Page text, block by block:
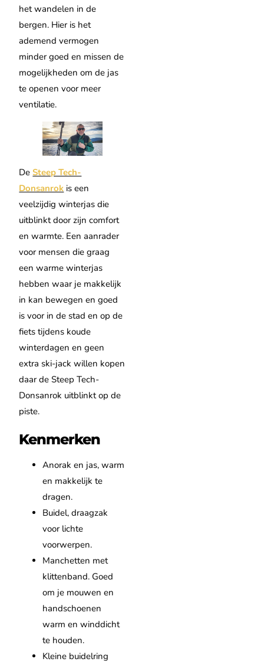
het wandelen in de
bergen. Hier is het
ademend vermogen
minder goed en missen de
mogelijkheden om de jas
te openen voor meer
ventilatie.
DeSteep Tech-
Donsanrok is een
veelzijdig winterjas die
uitblinkt door zijn comfort
en warmte. Een aanrader
voor mensen die graag
een warme winterjas
hebben waar je makkelijk
in kan bewegen en goed
is voor in de stad en op de
fiets tijdens koude
winterdagen en geen
extra ski-jack willen kopen
daar de Steep Tech-
Donsanrok uitblinkt op de
piste.
Kenmerken
Anorak en jas, warm
en makkelijk te
dragen.
Buidel, draagzak
voor lichte
voorwerpen.
Manchetten met
klittenband. Goed
om je mouwen en
handschoenen
warm en winddicht
te houden.
Kleine buidelring